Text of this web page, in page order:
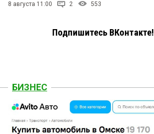
8 августа 11:00 2 553
Подпишитесь ВКонтакте!
БИЗНЕС